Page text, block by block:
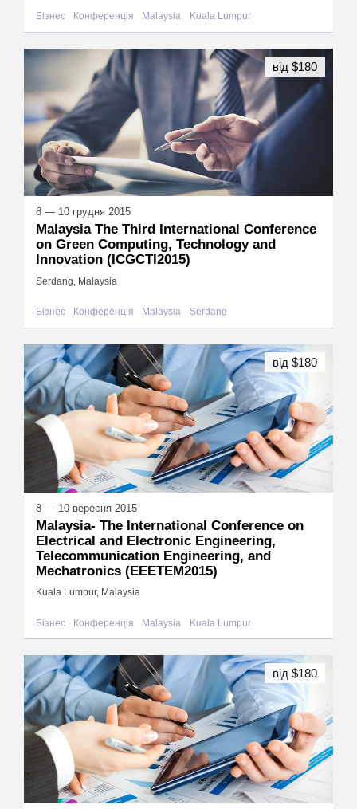
Бізнес Конференція Malaysia Kuala Lumpur
8 — 10 грудня 2015
Malaysia The Third International Conference
on Green Computing, Technology and
Innovation (ICGCTI2015)
Serdang, Malaysia
Бізнес Конференція Malaysia Serdang
від $180
8 — 10 вересня 2015
Malaysia- The International Conference on
Electrical and Electronic Engineering,
Telecommunication Engineering, and
Mechatronics (EEETEM2015)
Kuala Lumpur, Malaysia
Бізнес Конференція Malaysia Kuala Lumpur
від $180
від $180